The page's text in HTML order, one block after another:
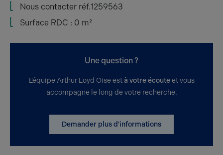
Nous contacter réf.1259563
Surface RDC : 0 m²
Une question ?
L’équipe Arthur Loyd Oise est à votre écouteet vous
accompagne le long de votre recherche.
Demander plus d'informations